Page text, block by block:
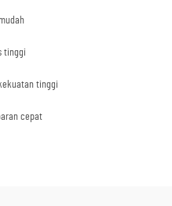
tinggi
tinggi
cepat